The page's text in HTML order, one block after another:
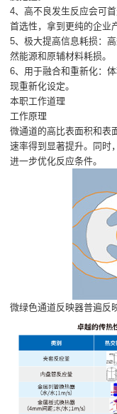
4、高不良发生反应会可
首选性，拿到更纯的企业
5、极大提高信息耗损：
然能源和原辅材料耗损。
6、用于融合和重新化：
现重新化设定。
本职工作道理
工作原理
微通道的高比表面积和表
速率得到显著提升。同时
进一步优化反应条件。
微绿色通道反映器普遍反